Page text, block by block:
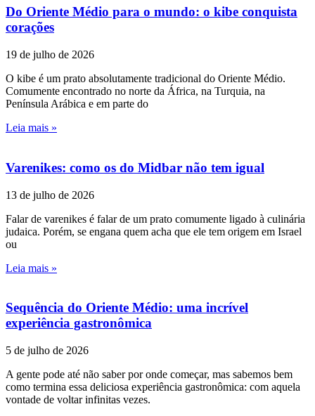
Do Oriente Médio para o mundo: o kibe conquista
corações
19 de julho de 2026
O kibe é um prato absolutamente tradicional do Oriente Médio.
Comumente encontrado no norte da África, na Turquia, na
Península Arábica e em parte do
Leia mais »
Varenikes: como os do Midbar não tem igual
13 de julho de 2026
Falar de varenikes é falar de um prato comumente ligado à culinária
judaica. Porém, se engana quem acha que ele tem origem em Israel
ou
Leia mais »
Sequência do Oriente Médio: uma incrível
experiência gastronômica
5 de julho de 2026
A gente pode até não saber por onde começar, mas sabemos bem
como termina essa deliciosa experiência gastronômica: com aquela
vontade de voltar infinitas vezes.